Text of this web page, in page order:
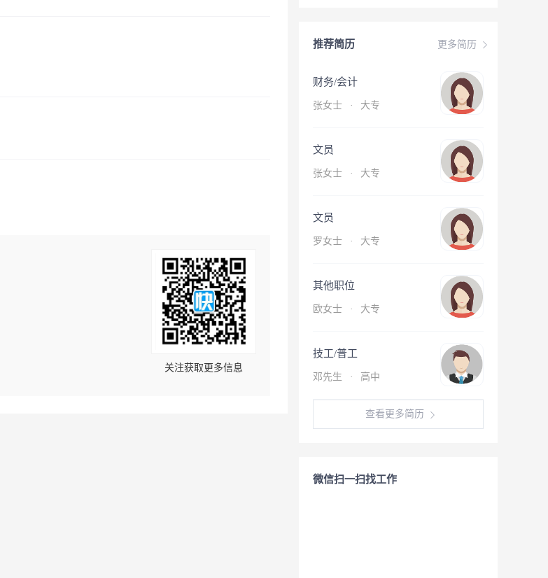
关注获取更多信息
更多简历
推荐简历
财务/会计
张女士 · 大专
文员
张女士 · 大专
文员
罗女士 · 大专
其他职位
欧女士 · 大专
技工/普工
邓先生 · 高中
查看更多简历
微信扫一扫找工作